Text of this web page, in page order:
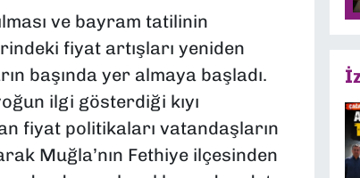
ve bayram tatilinin
fiyat artışları yeniden
başında yer almaya başladı.
ilgi gösterdiği kıyı
fiyat politikaları vatandaşların
Muğla’nın Fethiye ilçesinden